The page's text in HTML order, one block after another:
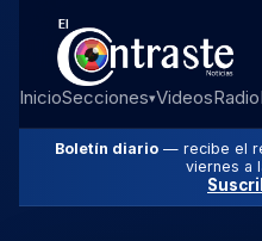
InicioSecciones▾VideosRadio
Boletín diario — recibe el
viernes a